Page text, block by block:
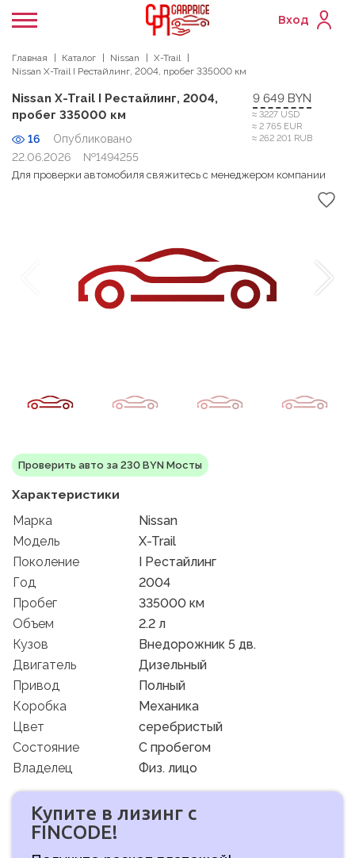
Вход
Главная Каталог Nissan
X-Trail
Nissan X-Trail I Рестайлинг, 2004, пробег 335000 км
Nissan X-Trail I Рестайлинг, 2004,
пробег 335000 км
16
Опубликовано
22.06.2026
№1494255
9 649 BYN
≈ 3227 USD
≈ 2 765 EUR
≈ 262 201 RUB
Для проверки автомобиля свяжитесь с менеджером компании
Проверить авто за 230 BYN Мосты
Характеристики
Марка
Nissan
Модель
X-Trail
Поколение
I Рестайлинг
Год
2004
Пробег
335000 км
Объем
2.2 л
Кузов
Внедорожник 5 дв.
Двигатель
Дизельный
Привод
Полный
Коробка
Механика
Цвет
серебристый
Состояние
C пробегом
Владелец
Физ. лицо
Купите в лизинг с
FINCODE!